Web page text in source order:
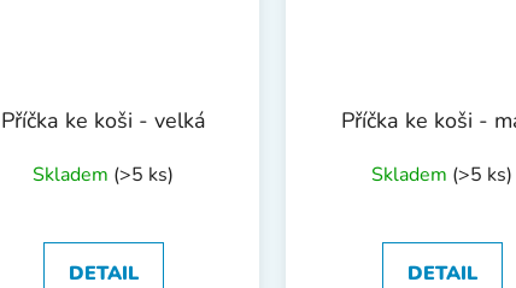
Příčka ke koši - velká
Skladem (>5 ks)
DETAIL
Příčka ke koši -
Skladem (>5 ks)
DETAIL